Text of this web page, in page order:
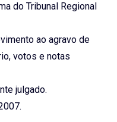
do Tribunal Regional
ao agravo de
votos e notas
julgado.